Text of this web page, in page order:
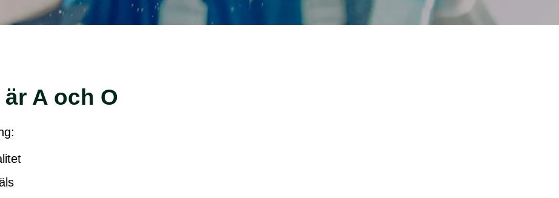
A och O